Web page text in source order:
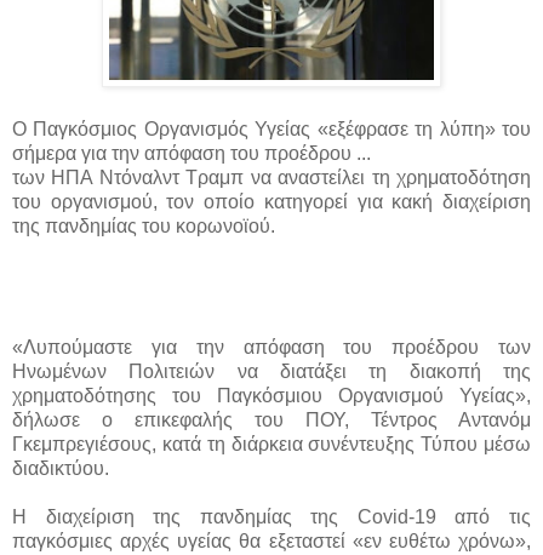
Ο Παγκόσμιος Οργανισμός Υγείας «εξέφρασε τη λύπη» του
σήμερα για την απόφαση του προέδρου ...
των ΗΠΑ Ντόναλντ Τραμπ να αναστείλει τη χρηματοδότηση
του οργανισμού, τον οποίο κατηγορεί για κακή διαχείριση
της πανδημίας του κορωνοϊού.
«Λυπούμαστε για την απόφαση του προέδρου των
Ηνωμένων Πολιτειών να διατάξει τη διακοπή της
χρηματοδότησης του Παγκόσμιου Οργανισμού Υγείας»,
δήλωσε ο επικεφαλής του ΠΟΥ, Τέντρος Αντανόμ
Γκεμπρεγιέσους, κατά τη διάρκεια συνέντευξης Τύπου μέσω
διαδικτύου.
Η διαχείριση της πανδημίας της Covid-19 από τις
παγκόσμιες αρχές υγείας θα εξεταστεί «εν ευθέτω χρόνω»,